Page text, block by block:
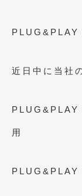
PLUG&PLAY
近日中に当社
PLUG&PLAY
用
PLUG&PLAY